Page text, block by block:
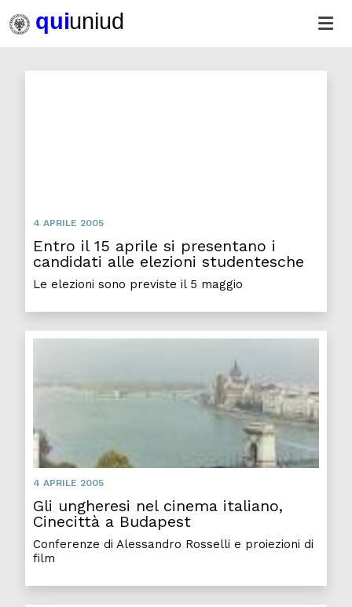
4 APRILE 2005
Entro il 15 aprile si presentano i
candidati alle elezioni studentesche
Le elezioni sono previste il 5 maggio
4 APRILE 2005
Gli ungheresi nel cinema italiano,
Cinecittà a Budapest
Conferenze di Alessandro Rosselli e proiezioni di
film